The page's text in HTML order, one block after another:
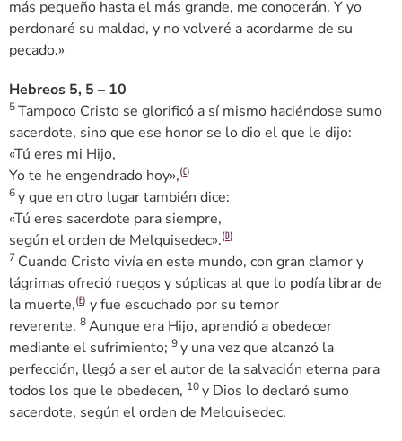
más pequeño hasta el más grande, me conocerán. Y yo
perdonaré su maldad, y no volveré a acordarme de su
pecado.»
Hebreos 5, 5 – 10
5Tampoco Cristo se glorificó a sí mismo haciéndose sumo
sacerdote, sino que ese honor se lo dio el que le dijo:
«Tú eres mi Hijo,
Yo te he engendrado hoy»,(C)
6y que en otro lugar también dice:
«Tú eres sacerdote para siempre,
según el orden de Melquisedec».(D)
7 Cuando Cristo vivía en este mundo, con gran clamor y
lágrimas ofreció ruegos y súplicas al que lo podía librar de
la muerte,(E) y fue escuchado por su temor
reverente. 8Aunque era Hijo, aprendió a obedecer
mediante el sufrimiento; 9y una vez que alcanzó la
perfección, llegó a ser el autor de la salvación eterna para
todos los que le obedecen, 10y Dios lo declaró sumo
sacerdote, según el orden de Melquisedec.